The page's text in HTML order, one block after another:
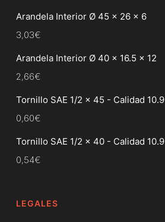
Arandela Interior Ø 45 x 26 x 6
3,03€
Arandela Interior Ø 40 x 16.5 x 12
2,66€
Tornillo SAE 1/2 x 45 - Calidad 10.9
0,60€
Tornillo SAE 1/2 x 40 - Calidad 10.9
0,54€
LEGALES